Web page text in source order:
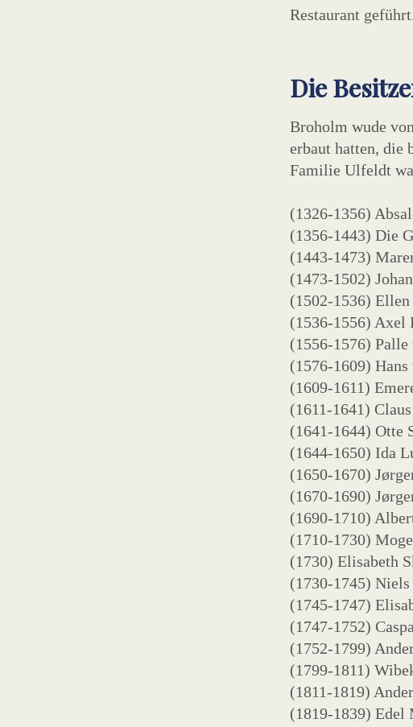
Restaurant
Die
Broholm wude
erbaut hatten, die
Familie Ulfeldt
(1326-1356)
(1356-1443) Die
(1443-1473)
(1473-1502)
(1502-1536)
(1536-1556) Axel
(1556-1576)
(1576-1609)
(1609-1611)
(1611-1641)
(1641-1644) Otte
(1644-1650) Ida
(1650-1670)
(1670-1690)
(1690-1710)
(1710-1730)
(1730) Elisabeth
(1730-1745) Niels
(1745-1747)
(1747-1752)
(1752-1799)
(1799-1811)
(1811-1819)
(1819-1839) Edel